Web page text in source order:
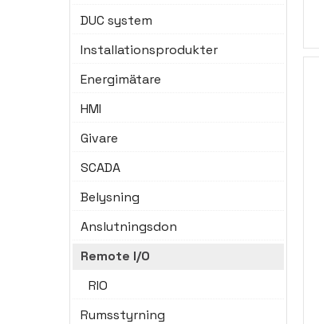
DUC system
Installationsprodukter
Energimätare
HMI
Givare
SCADA
Belysning
Anslutningsdon
Remote I/O
RIO
Rumsstyrning